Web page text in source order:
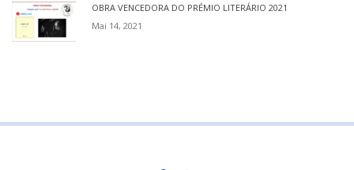
OBRA VENCEDORA DO PRÉMIO LITERÁRIO 2021
Mai 14, 2021